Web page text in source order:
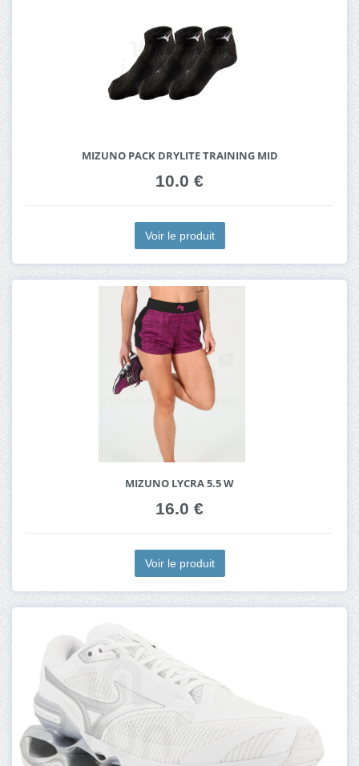
MIZUNO PACK DRYLITE TRAINING MID
10.0 €
Voir le produit
MIZUNO LYCRA 5.5 W
16.0 €
Voir le produit